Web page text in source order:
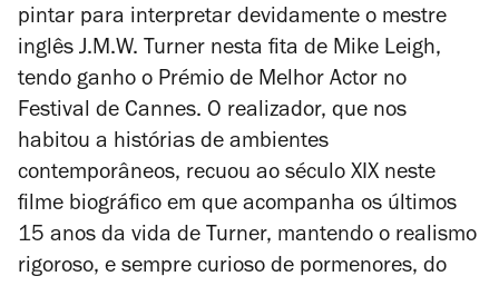
pintar para interpretar devidamente o mestre
inglês J.M.W. Turner nesta fita de Mike Leigh,
tendo ganho o Prémio de Melhor Actor no
Festival de Cannes. O realizador, que nos
habitou a histórias de ambientes
contemporâneos, recuou ao século XIX neste
filme biográfico em que acompanha os últimos
15 anos da vida de Turner, mantendo o realismo
rigoroso, e sempre curioso de pormenores, do